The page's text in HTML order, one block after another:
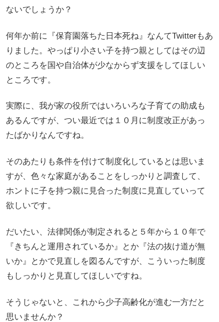
ないでしょうか？
何年か前に『保育園落ちた日本死ね』なんてTwitterもあ
りました。やっぱり小さい子を持つ親としてはその辺
のところを国や自治体が少なからず支援をしてほしい
ところです。
実際に、我が家の役所ではいろいろな子育ての助成も
あるんですが、つい最近では１０月に制度改正があっ
たばかりなんですね。
そのあたりも条件を付けて制度化しているとは思いま
すが、色々な家庭があることをしっかりと調査して、
ホントに子を持つ親に見合った制度に見直していって
欲しいです。
だいたい、法律関係が制定されると５年から１０年で
『きちんと運用されているか』とか『法の抜け道が無
いか』とかで見直しを図るんですが、こういった制度
もしっかりと見直してほしいですね。
そうじゃないと、これから少子高齢化が進む一方だと
思いませんか？